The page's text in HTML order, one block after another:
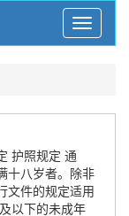
Menu
护照规定 通
十八岁者。除非
文件的规定适用
以下的未成年